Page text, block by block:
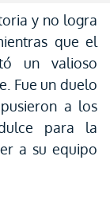
y no logra
que el
un valioso
Fue un duelo
a los
para la
a su equipo